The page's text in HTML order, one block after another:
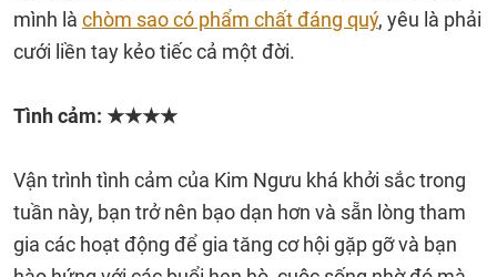
mình là chòm sao có phẩm chất đáng quý, yêu là phải
cưới liền tay kẻo tiếc cả một đời.
Tình cảm: ★★★★
Vận trình tình cảm của Kim Ngưu khá khởi sắc trong
tuần này, bạn trở nên bạo dạn hơn và sẵn lòng tham
gia các hoạt động để gia tăng cơ hội gặp gỡ và bạn